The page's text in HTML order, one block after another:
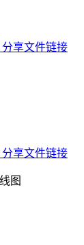
分享文件链接
分享文件链接
图